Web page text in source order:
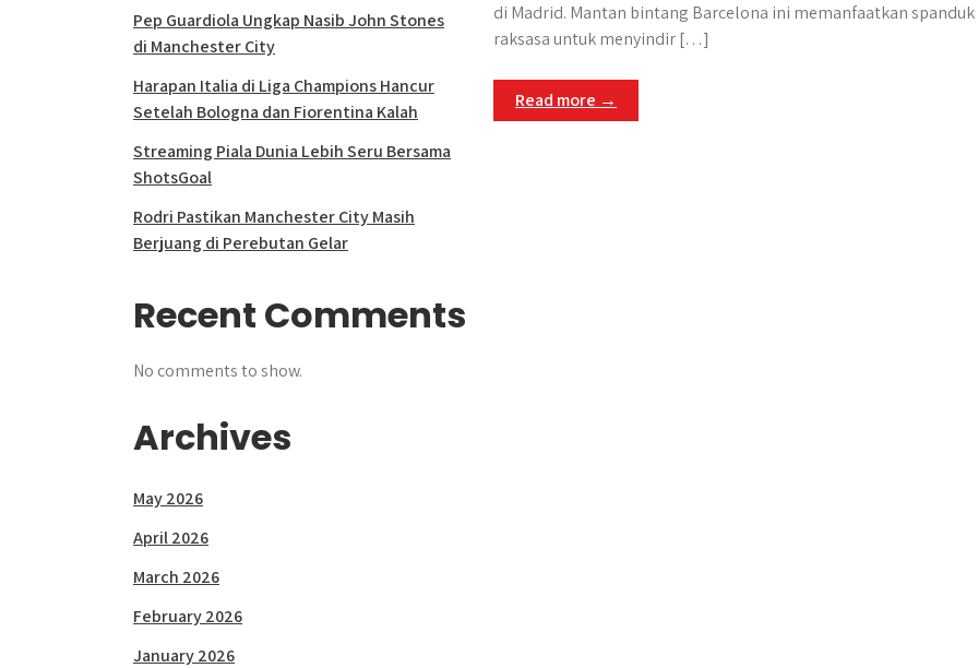
di Madrid. Mantan bintang Barcelona ini memanfaatkan spanduk
raksasa untuk menyindir […]
Read more →
Pep Guardiola Ungkap Nasib John Stones
di Manchester City
Harapan Italia di Liga Champions Hancur
Setelah Bologna dan Fiorentina Kalah
Streaming Piala Dunia Lebih Seru Bersama
ShotsGoal
Rodri Pastikan Manchester City Masih
Berjuang di Perebutan Gelar
Recent Comments
No comments to show.
Archives
May 2026
April 2026
March 2026
February 2026
January 2026